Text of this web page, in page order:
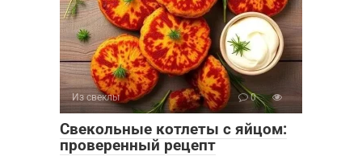
Из свеклы 0
Свекольные котлеты с яйцом:
проверенный рецепт